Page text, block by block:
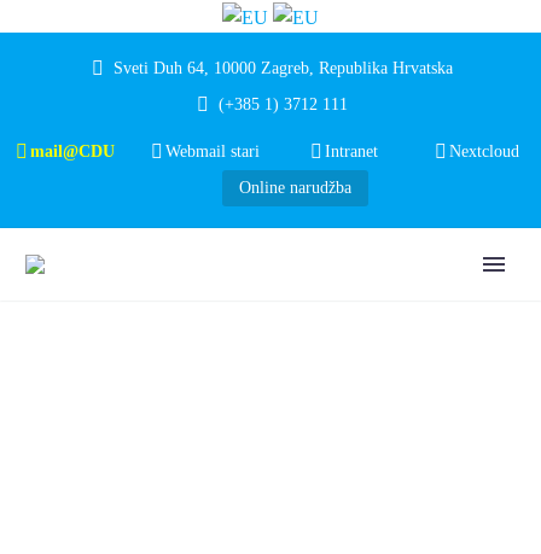
Sveti Duh 64, 10000 Zagreb, Republika Hrvatska
(+385 1) 3712 111
mail@CDU Webmail stari Intranet
Nextcloud
Online narudžba